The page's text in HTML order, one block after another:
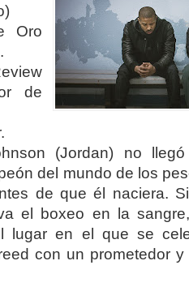
)
Oro
de
(Jordan) no
del mundo de los
de que él naciera.
el boxeo en la
lugar en el que se
con un prometedor